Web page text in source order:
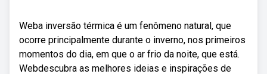
Weba inversão térmica é um fenômeno natural, que
ocorre principalmente durante o inverno, nos primeiros
momentos do dia, em que o ar frio da noite, que está.
Webdescubra as melhores ideias e inspirações de